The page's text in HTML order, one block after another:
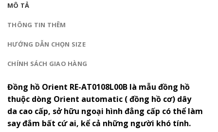
MÔ TẢ
THÔNG TIN THÊM
HƯỚNG DẪN CHỌN SIZE
CHÍNH SÁCH GIAO HÀNG
Đồng hồ Orient RE-AT0108L00B là mẫu đồng hồ
thuộc dòng Orient automatic ( đồng hồ cơ) dây
da cao cấp, sở hữu ngoại hình đẳng cấp có thể làm
say đắm bất cứ ai, kể cả những người khó tính.